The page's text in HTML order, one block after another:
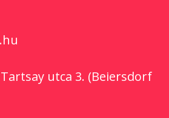
utca 3. (Beiersdorf